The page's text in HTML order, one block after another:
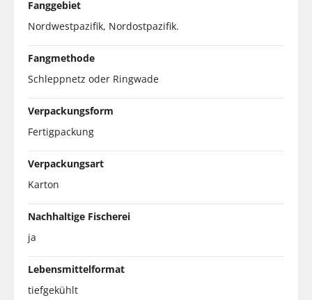
Fanggebiet
Nordwestpazifik, Nordostpazifik.
Fangmethode
Schleppnetz oder Ringwade
Verpackungsform
Fertigpackung
Verpackungsart
Karton
Nachhaltige Fischerei
ja
Lebensmittelformat
tiefgekühlt